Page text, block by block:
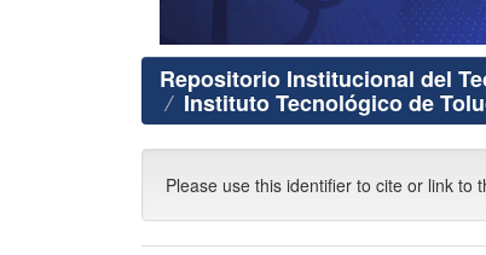
Repositorio Institucional del
Instituto Tecnológico de
Please use this identifier to cite or link to